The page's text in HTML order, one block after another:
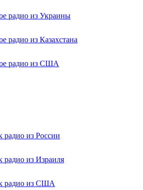
радио из Украины
радио из Казахстана
радио из США
радио из России
радио из Израиля
радио из США